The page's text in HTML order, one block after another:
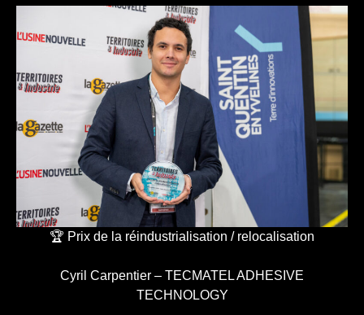
🏆 Prix de la réindustrialisation / relocalisation
Cyril Carpentier – TECMATEL ADHESIVE
TECHNOLOGY